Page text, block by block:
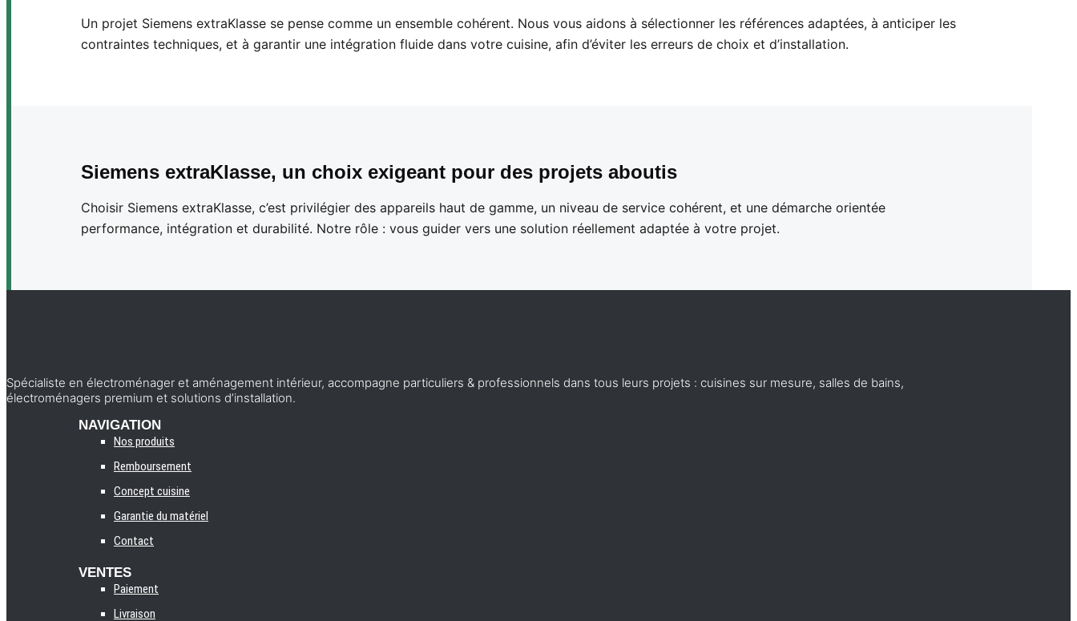
Un projet Siemens extraKlasse se pense comme un ensemble cohérent. Nous vous aidons à sélectionner les références adaptées, à anticiper les
contraintes techniques, et à garantir une intégration fluide dans votre cuisine, afin d’éviter les erreurs de choix et d’installation.
Siemens extraKlasse, un choix exigeant pour des projets aboutis
Choisir Siemens extraKlasse, c’est privilégier des appareils haut de gamme, un niveau de service cohérent, et une démarche orientée
performance, intégration et durabilité. Notre rôle : vous guider vers une solution réellement adaptée à votre projet.
Spécialiste en électroménager et aménagement intérieur, accompagne particuliers & professionnels dans tous leurs projets : cuisines sur mesure, salles de bains,
électroménagers premium et solutions d’installation.
NAVIGATION
Nos produits
Remboursement
Concept cuisine
Garantie du matériel
Contact
VENTES
Paiement
Livraison